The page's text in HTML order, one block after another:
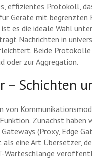
effizientes Protokoll,
Geräte mit
es die ideale Wahl
Nachrichten in
Beide
oder zur Aggregation.
Schichten
von
Zunächst haben
(Proxy, Edge
eine Art Übersetzer,
Warteschlange